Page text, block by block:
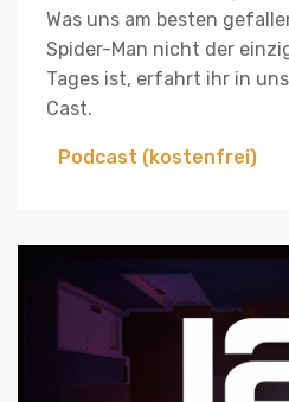
Was uns am besten
Spider-Man nicht der
Tages ist, erfahrt ihr in
Cast.
Podcast (kostenfrei)